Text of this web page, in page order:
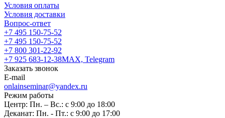
Условия оплаты
Условия доставки
Вопрос-ответ
+7 495 150-75-52
+7 495 150-75-52
+7 800 301-22-92
+7 925 683-12-38MAX, Telegram
Заказать звонок
E-mail
onlainseminar@yandex.ru
Режим работы
Центр: Пн. – Вс.: с 9:00 до 18:00
Деканат: Пн. - Пт.: с 9:00 до 17:00